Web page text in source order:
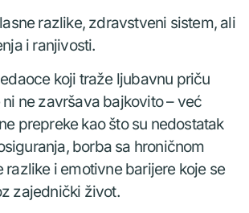
razlike, zdravstveni sistem, ali
i ranjivosti.
koji traže ljubavnu priču
ne završava bajkovito – već
prepreke kao što su nedostatak
borba sa hroničnom
razlike i emotivne barijere koje se
zajednički život.